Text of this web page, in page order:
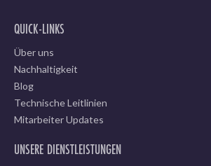
QUICK-LINKS
Über uns
Nachhaltigkeit
Blog
Technische Leitlinien
Mitarbeiter Updates
UNSERE DIENSTLEISTUNGEN